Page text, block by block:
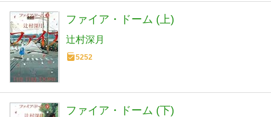
ファイア・ドーム (上)
辻村深月
5252
ファイア・ドーム (下)